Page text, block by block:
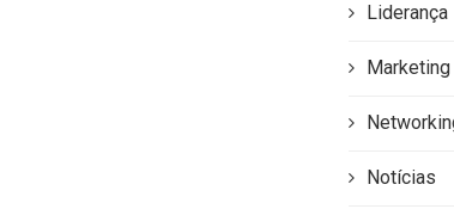
Liderança
Marketing
Notícias